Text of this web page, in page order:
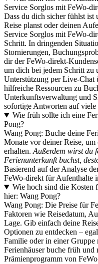
Service Sorglos mit FeWo-
Dass du dich sicher fühlst ist
Reise planst oder deinen
Service Sorglos mit FeWo-
Schritt. In dringenden
Stornierungen,
dir der FeWo-direkt-
um dich bei jedem Schritt zu
Unterstützung per Live-Chat
hilfreiche Ressourcen zu
Unterkunftsverwaltung und
sofortige Antworten auf viele
Wie früh sollte ich eine
Pong?
Wang Pong: Buche deine
Monate vor deiner Reise,
erhalten. Außerdem wirst du
Ferienunterkunft buchst,
Basierend auf der Analyse
FeWo-direkt für Aufenthalte
Wie hoch sind die Kosten
hier: Wang Pong?
Wang Pong: Die Preise für
Faktoren wie Reisedatum,
Lage. Gib einfach deine
Optionen zu entdecken –
Familie oder in einer
Ferienhäuser buche früh und
Prämienprogramm von